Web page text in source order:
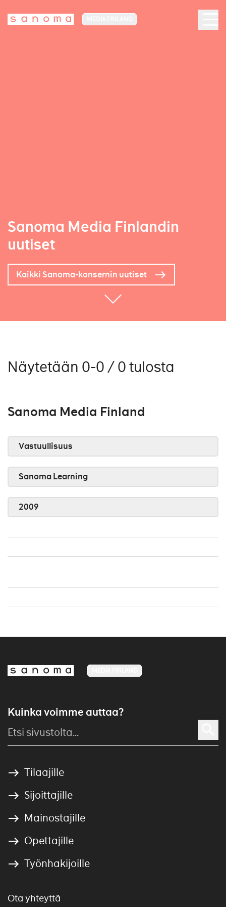
Sanoma Media Finlandin
uutiset
Kaikki Sanoma-konsernin uutiset
Näytetään 0-0 / 0 tulosta
Sanoma Media Finland
Vastuullisuus
Sanoma Learning
2009
Kuinka voimme auttaa?
Tilaajille
Sijoittajille
Mainostajille
Opettajille
Työnhakijoille
Ota yhteyttä